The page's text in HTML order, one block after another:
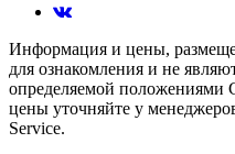
Информация и цены,
для ознакомления и не
определяемой
цены уточняйте у
Service.